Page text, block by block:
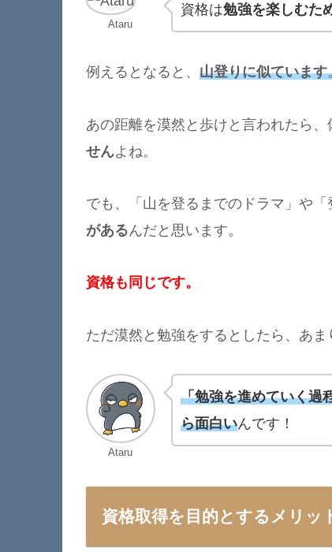
Ataru
資格は勉強を楽しむた
例えるとなると、 山登りに似ています
あの距離を漠然と歩けと言われたら、
せんよね。
でも、「山を登るまでのドラマ」や
があるんだと思います。
資格も同じです。
ただ漠然と勉強をするとしたら、あ
Ataru
「勉強を進めていく過
ら面白いんです！
資格取得を目的とするメリッ